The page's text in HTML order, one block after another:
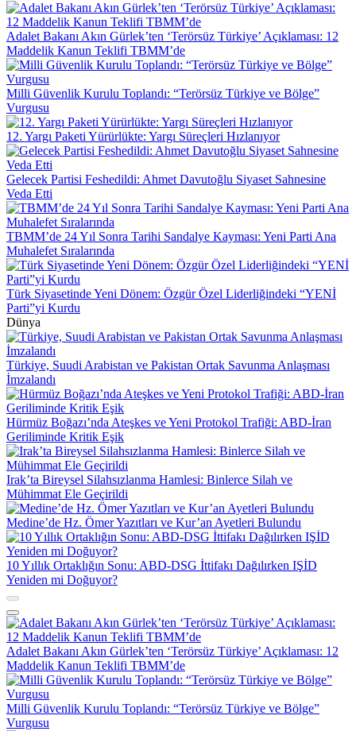
Adalet Bakanı Akın Gürlek’ten ‘Terörsüz Türkiye’ Açıklaması: 12
Maddelik Kanun Teklifi TBMM’de
Milli Güvenlik Kurulu Toplandı: “Terörsüz Türkiye ve Bölge”
Vurgusu
12. Yargı Paketi Yürürlükte: Yargı Süreçleri Hızlanıyor
Gelecek Partisi Feshedildi: Ahmet Davutoğlu Siyaset Sahnesine
Veda Etti
TBMM’de 24 Yıl Sonra Tarihi Sandalye Kayması: Yeni Parti Ana
Muhalefet Sıralarında
Türk Siyasetinde Yeni Dönem: Özgür Özel Liderliğindeki “YENİ
Parti”yi Kurdu
Dünya
Türkiye, Suudi Arabistan ve Pakistan Ortak Savunma Anlaşması
İmzalandı
Hürmüz Boğazı’nda Ateşkes ve Yeni Protokol Trafiği: ABD-İran
Geriliminde Kritik Eşik
Irak’ta Bireysel Silahsızlanma Hamlesi: Binlerce Silah ve
Mühimmat Ele Geçirildi
Medine’de Hz. Ömer Yazıtları ve Kur’an Ayetleri Bulundu
10 Yıllık Ortaklığın Sonu: ABD-DSG İttifakı Dağılırken IŞİD
Yeniden mi Doğuyor?
Adalet Bakanı Akın Gürlek’ten ‘Terörsüz Türkiye’ Açıklaması: 12
Maddelik Kanun Teklifi TBMM’de
Milli Güvenlik Kurulu Toplandı: “Terörsüz Türkiye ve Bölge”
Vurgusu